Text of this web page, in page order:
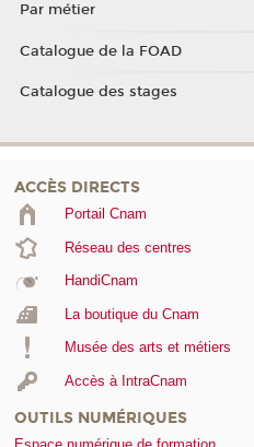
Par métier
Catalogue de la FOAD
Catalogue des stages
ACCÈS DIRECTS
Portail Cnam
Réseau des centres
HandiCnam
La boutique du Cnam
Musée des arts et métiers
Accès à IntraCnam
OUTILS NUMÉRIQUES